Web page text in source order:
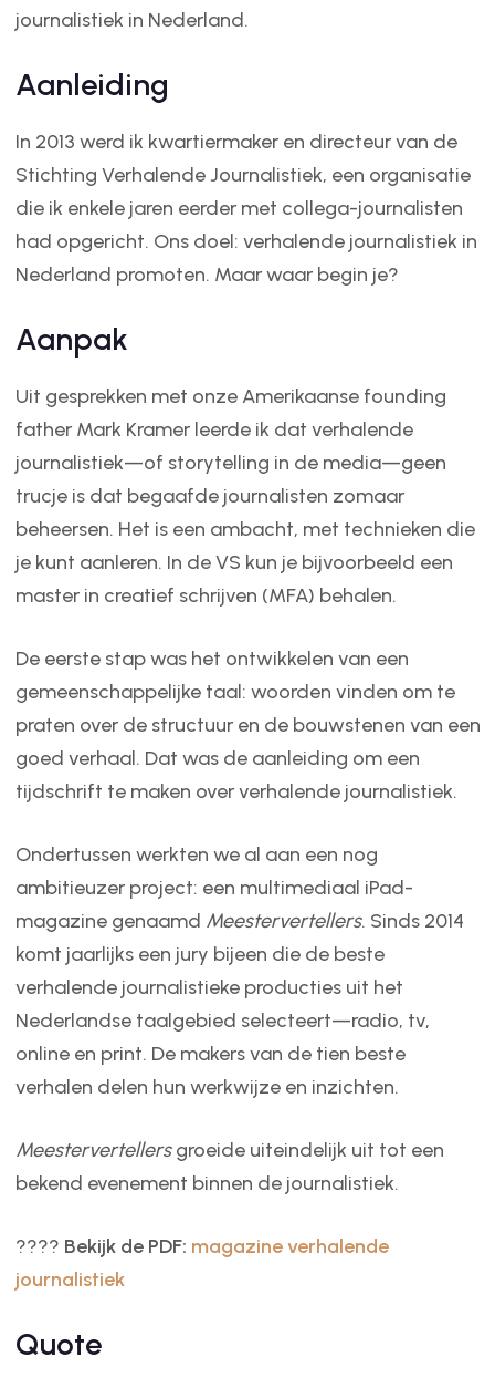
journalistiek in Nederland.
Aanleiding
In 2013 werd ik kwartiermaker en directeur van de
Stichting Verhalende Journalistiek, een organisatie
die ik enkele jaren eerder met collega-journalisten
had opgericht. Ons doel: verhalende journalistiek in
Nederland promoten. Maar waar begin je?
Aanpak
Uit gesprekken met onze Amerikaanse founding
father Mark Kramer leerde ik dat verhalende
journalistiek—of storytelling in de media—geen
trucje is dat begaafde journalisten zomaar
beheersen. Het is een ambacht, met technieken die
je kunt aanleren. In de VS kun je bijvoorbeeld een
master in creatief schrijven (MFA) behalen.
De eerste stap was het ontwikkelen van een
gemeenschappelijke taal: woorden vinden om te
praten over de structuur en de bouwstenen van een
goed verhaal. Dat was de aanleiding om een
tijdschrift te maken over verhalende journalistiek.
Ondertussen werkten we al aan een nog
ambitieuzer project: een multimediaal iPad-
magazine genaamd Meestervertellers. Sinds 2014
komt jaarlijks een jury bijeen die de beste
verhalende journalistieke producties uit het
Nederlandse taalgebied selecteert—radio, tv,
online en print. De makers van de tien beste
verhalen delen hun werkwijze en inzichten.
Meestervertellersgroeide uiteindelijk uit tot een
bekend evenement binnen de journalistiek.
???? Bekijk de PDF: magazine verhalende
journalistiek
Quote